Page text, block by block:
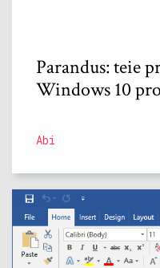
Parandus: teie
Windows 10
Abi